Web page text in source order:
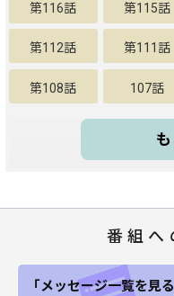
第116話 第115話
第112話 第111話
第108話 107話
番組へ
「メッセージ一覧を見る